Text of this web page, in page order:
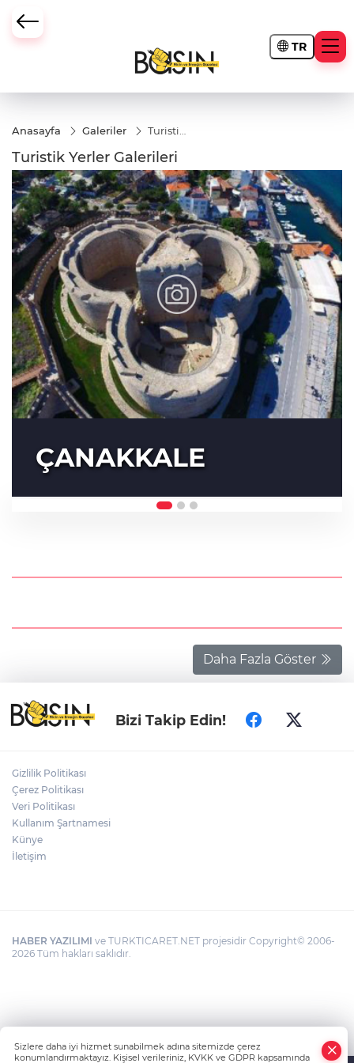
TR
Anasayfa Galeriler
Turistik
Turistik Yerler Galerileri
ÇANAKKALE
Daha Fazla Göster
Bizi Takip Edin!
Gizlilik Politikası
Çerez Politikası
Veri Politikası
Kullanım Şartnamesi
Künye
İletişim
HABER YAZILIMI ve TURKTICARET.NET projesidir Copyright© 2006-
2026 Tüm hakları saklıdır.
Sizlere daha iyi hizmet sunabilmek adına sitemizde çerez
konumlandırmaktayız. Kişisel verileriniz, KVKK ve GDPR kapsamında